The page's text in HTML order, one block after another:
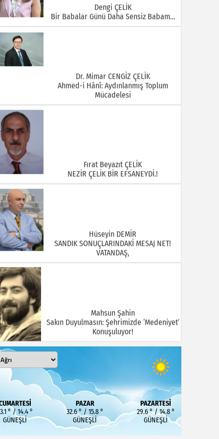
Dengi ÇELİK
Bir Babalar Günü Daha Sensiz Babam…
Dr. Mimar CENGİZ ÇELİK
Ahmed-i Hânî: Aydınlanmış Toplum
Mücadelesi
Fırat Beyazıt ÇELİK
NEZİR ÇELİK BİR EFSANEYDİ.!
Hüseyin DEMİR
SANDIK SONUÇLARINDAKİ MESAJ NET!
VATANDAŞ,
Mahsun Şahin
Sakın Duyulmasın: Şehrimizde ‘Medeniyet’
Konuşuluyor!
MEHMET KOÇ
DOĞUBAYAZIT ASLINDA BİR İNANÇ
MERKEZİDİR
° / 14.4 °
GÜNEŞLI
PAZAR
32.6 ° / 15.8 °
GÜNEŞLI
PAZARTESI
29.6 ° / 14.8 °
GÜNEŞLI